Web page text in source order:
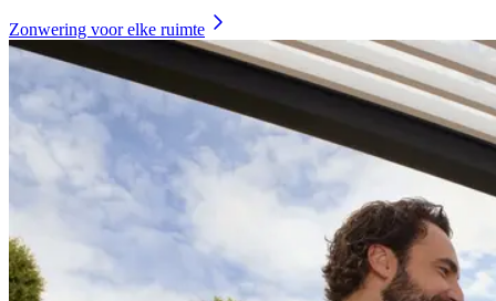
Zonwering voor elke ruimte